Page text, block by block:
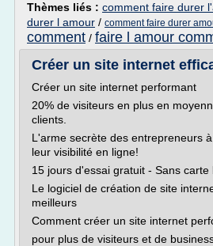
Thèmes liés : comment faire durer
durer l amour / comment faire durer
comment / faire l amour
Créer un site internet
Créer un site internet performant
20% de visiteurs en plus en
clients.
L'arme secrète des entrepreneurs
leur visibilité en ligne!
15 jours d'essai gratuit - Sans carte
Le logiciel de création de site
meilleurs
Comment créer un site internet
pour plus de visiteurs et de